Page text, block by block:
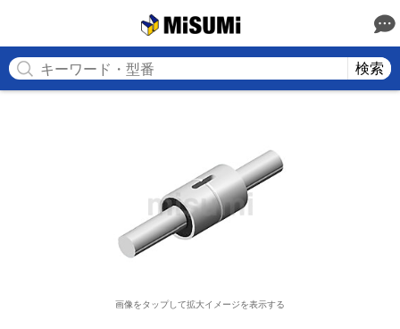
検索
画像をタップして拡大イメージを表示する